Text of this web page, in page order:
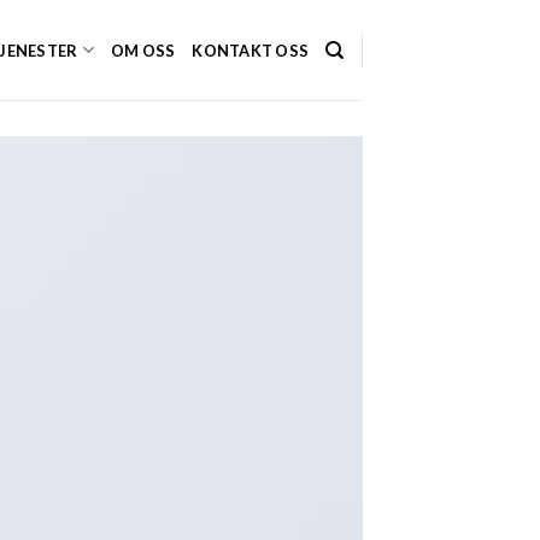
OM OSS KONTAKT OSS